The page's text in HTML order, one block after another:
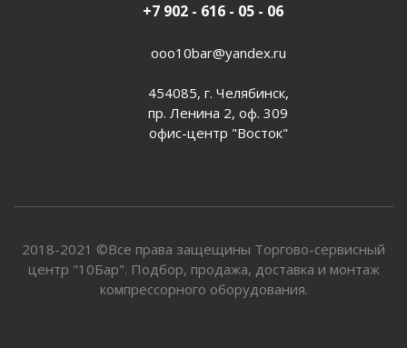
+7 902 - 616 - 05 - 06
ooo10bar@yandex.ru
454085, г. Челябинск,
пр. Ленина 2, оф. 309
офис-центр "Восток"
2018-2021 ©Все права защещины Торгово-сервисный
центр "10Бар". Подбор, продажа, доставка и монтаж
компрессорного оборудования.